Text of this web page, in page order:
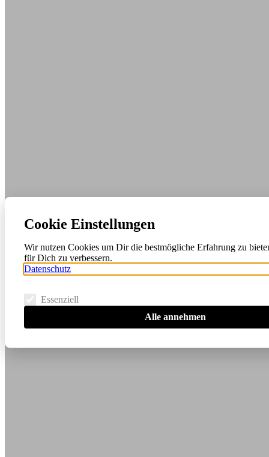
Cookie Einstellungen
Wir nutzen Cookies um Dir die bestmögliche Erfahrung zu
für Dich zu verbessern.
Datenschutz
Essenziell
Alle annehmen